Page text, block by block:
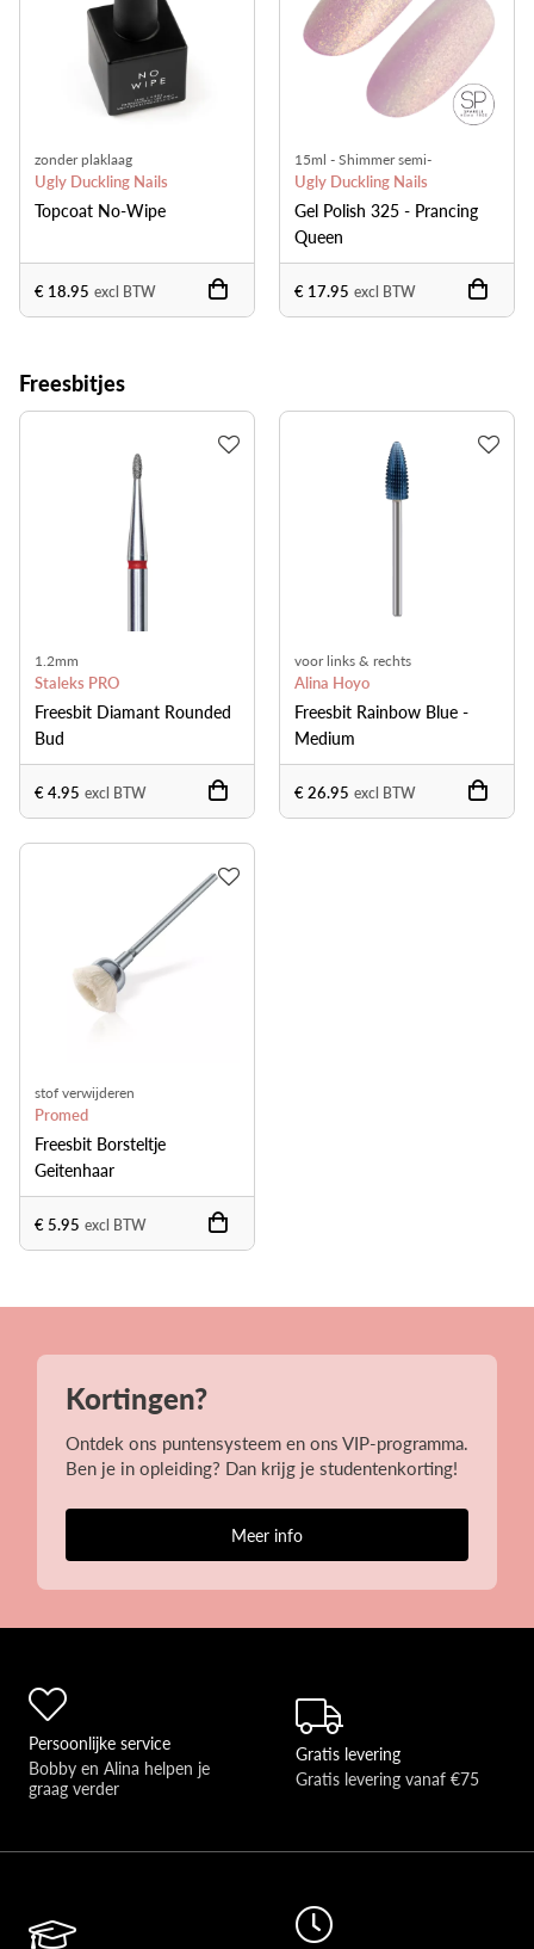
zonder plaklaag
Ugly Duckling Nails
Topcoat No-Wipe
€ 18.95 excl BTW
15ml - Shimmer semi-
transparant
Ugly Duckling Nails
Gel Polish 325 - Prancing
Queen
€ 17.95 excl BTW
Freesbitjes
1.2mm
Staleks PRO
Freesbit Diamant Rounded
Bud
€ 4.95 excl BTW
voor links & rechts
Alina Hoyo
Freesbit Rainbow Blue -
Medium
€ 26.95 excl BTW
stof verwijderen
Promed
Freesbit Borsteltje
Geitenhaar
€ 5.95 excl BTW
Kortingen?
Ontdek ons puntensysteem en ons VIP-programma.
Ben je in opleiding? Dan krijg je studentenkorting!
Meer info
Persoonlijke service
Bobby en Alina helpen je
graag verder
Gratis levering
Gratis levering vanaf €75